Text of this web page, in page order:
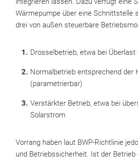
Wärmepumpe über eine Schnittstelle
drei von außen steuerbare
Drosselbetrieb, etwa bei
Normalbetrieb entsprechend der
(parametrierbar)
Verstärkter Betrieb, etwa bei
Solarstrom
Vorrang haben laut BWP-Richtlinie
und Betriebssicherheit. Ist der Betrieb